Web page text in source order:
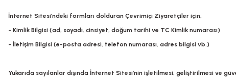
İnternet Sitesi’ndeki formları dolduran Çevrimiçi Ziyaretçiler için,
- Kimlik Bilgisi (ad, soyadı, cinsiyet, doğum tarihi ve TC Kimlik numarası)
- İletişim Bilgisi (e-posta adresi, telefon numarası, adres bilgisi vb.)
Yukarıda sayılanlar dışında İnternet Sitesi’nin işletilmesi, geliştirilmesi ve